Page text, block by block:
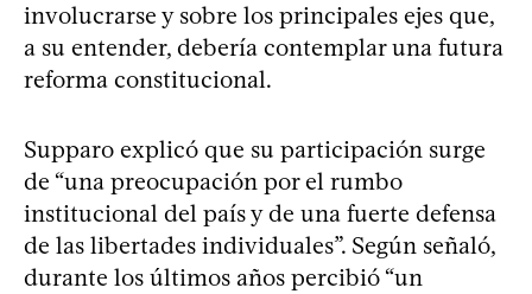
involucrarse y sobre los principales ejes que,
a su entender, debería contemplar una futura
reforma constitucional.
Supparo explicó que su participación surge
de “una preocupación por el rumbo
institucional del país y de una fuerte defensa
de las libertades individuales”. Según señaló,
durante los últimos años percibió “un